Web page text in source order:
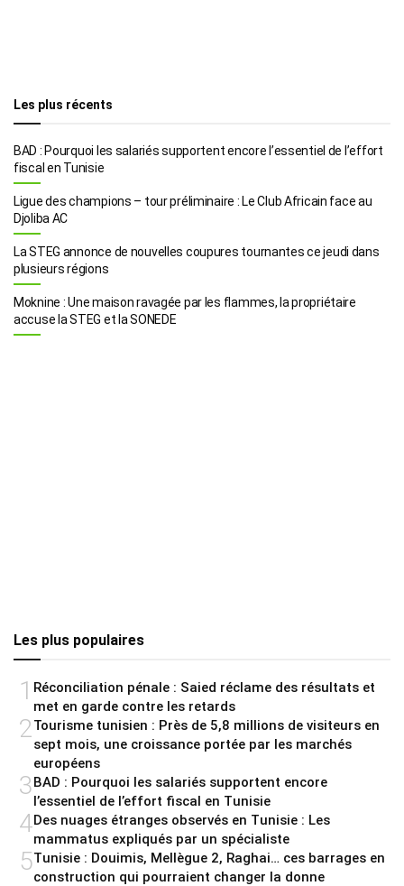
Les plus récents
BAD : Pourquoi les salariés supportent encore l’essentiel de l’effort
fiscal en Tunisie
Ligue des champions – tour préliminaire : Le Club Africain face au
Djoliba AC
La STEG annonce de nouvelles coupures tournantes ce jeudi dans
plusieurs régions
Moknine : Une maison ravagée par les flammes, la propriétaire
accuse la STEG et la SONEDE
Les plus populaires
1 Réconciliation pénale : Saied réclame des résultats et
met en garde contre les retards
2 Tourisme tunisien : Près de 5,8 millions de visiteurs en
sept mois, une croissance portée par les marchés
européens
3BAD : Pourquoi les salariés supportent encore
l’essentiel de l’effort fiscal en Tunisie
4Des nuages étranges observés en Tunisie : Les
mammatus expliqués par un spécialiste
5Tunisie : Douimis, Mellègue 2, Raghai… ces barrages en
construction qui pourraient changer la donne